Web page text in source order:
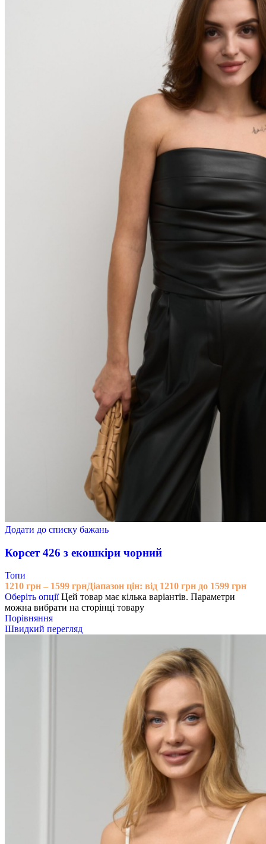
Додати до списку бажань
Корсет 426 з екошкіри чорний
Топи
1210 грн – 1599 грнДіапазон цін: від 1210 грн до 1599 грн
Оберіть опції Цей товар має кілька варіантів. Параметри
можна вибрати на сторінці товару
Порівняння
Швидкий перегляд